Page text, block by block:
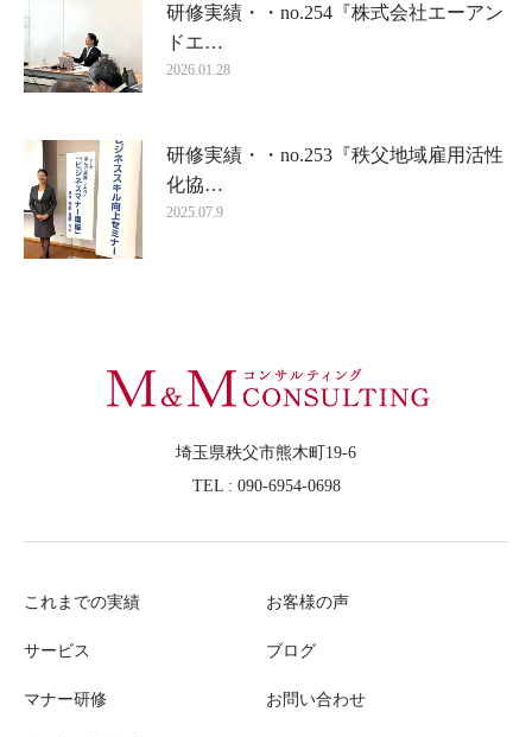
研修実績・・no.254『株式会社エーアン
ドエ…
2026.01.28
研修実績・・no.253『秩父地域雇用活性
化協…
2025.07.9
埼玉県秩父市熊木町19-6
TEL : 090-6954-0698
これまでの実績
サービス
マナー研修
お客様の声
ブログ
お問い合わせ